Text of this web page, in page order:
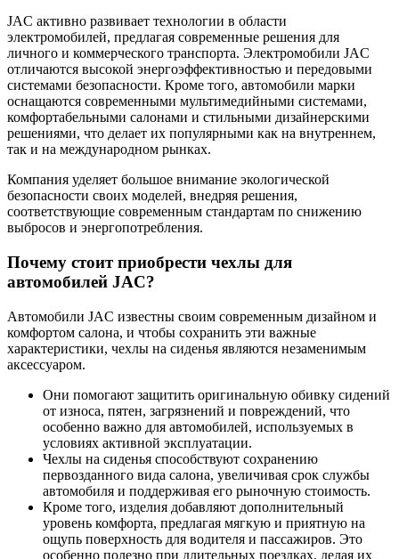
JAC активно развивает технологии в области
электромобилей, предлагая современные решения для
личного и коммерческого транспорта. Электромобили JAC
отличаются высокой энергоэффективностью и передовыми
системами безопасности. Кроме того, автомобили марки
оснащаются современными мультимедийными системами,
комфортабельными салонами и стильными дизайнерскими
решениями, что делает их популярными как на внутреннем,
так и на международном рынках.
Компания уделяет большое внимание экологической
безопасности своих моделей, внедряя решения,
соответствующие современным стандартам по снижению
выбросов и энергопотребления.
Почему стоит приобрести чехлы для
автомобилей JAC?
Автомобили JAC известны своим современным дизайном и
комфортом салона, и чтобы сохранить эти важные
характеристики, чехлы на сиденья являются незаменимым
аксессуаром.
Они помогают защитить оригинальную обивку сидений
от износа, пятен, загрязнений и повреждений, что
особенно важно для автомобилей, используемых в
условиях активной эксплуатации.
Чехлы на сиденья способствуют сохранению
первозданного вида салона, увеличивая срок службы
автомобиля и поддерживая его рыночную стоимость.
Кроме того, изделия добавляют дополнительный
уровень комфорта, предлагая мягкую и приятную на
ощупь поверхность для водителя и пассажиров. Это
особенно полезно при длительных поездках, делая их